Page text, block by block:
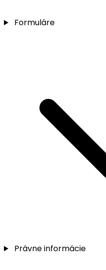
Formuláre
Právne informácie